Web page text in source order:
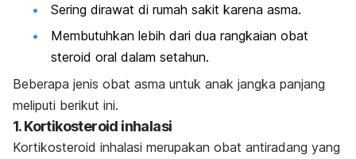
Sering dirawat di rumah sakit karena asma.
Membutuhkan lebih dari dua rangkaian obat
steroid oral dalam setahun.
Beberapa jenis obat asma untuk anak jangka panjang
meliputi berikut ini.
1. Kortikosteroid inhalasi
Kortikosteroid inhalasi merupakan obat antiradang yang